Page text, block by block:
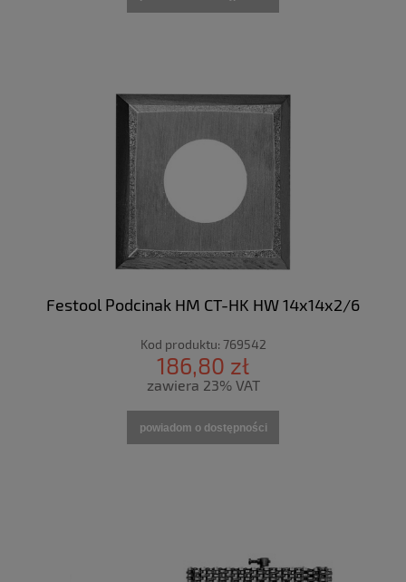
Festool Podcinak HM CT-HK HW 14x14x2/6
Kod produktu: 769542
186,80 zł
zawiera 23% VAT
powiadom o dostępności